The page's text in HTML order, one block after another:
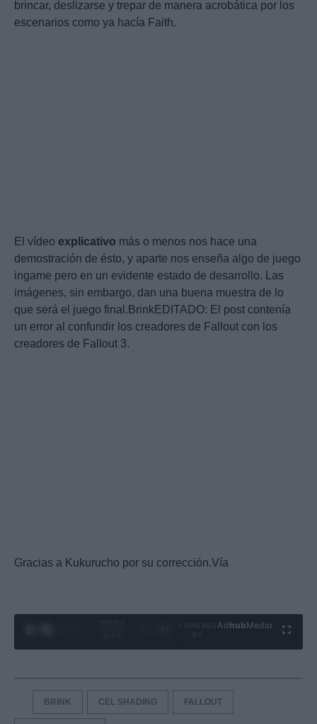
brincar, deslizarse y trepar de manera acrobática por los
escenarios como ya hacía Faith.
El vídeo explicativo más o menos nos hace una
demostración de ésto, y aparte nos enseña algo de juego
ingame pero en un evidente estado de desarrollo. Las
imágenes, sin embargo, dan una buena muestra de lo
que será el juego final.BrinkEDITADO: El post contenía
un error al confundir los creadores de Fallout con los
creadores de Fallout 3.
Gracias a Kukurucho por su corrección.Vía
Ad hubMedia
BRINK CEL SHADING FALLOUT